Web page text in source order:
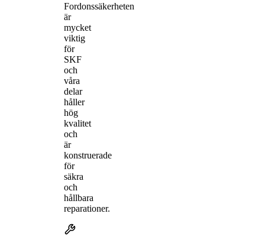
Fordonssäkerheten
är
mycket
viktig
för
SKF
och
våra
delar
håller
hög
kvalitet
och
är
konstruerade
för
säkra
och
hållbara
reparationer.